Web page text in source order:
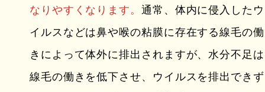
なりやすくなります。 通常、体内に侵入したウ
イルスなどは鼻や喉の粘膜に存在する線毛の働
きによって体外に排出されますが、水分不足は
線毛の働きを低下させ、ウイルスを排出できず